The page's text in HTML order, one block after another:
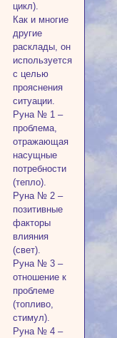
цикл).
Как и многие
другие
расклады, он
используется
с целью
прояснения
ситуации.
Руна № 1 –
проблема,
отражающая
насущные
потребности
(тепло).
Руна № 2 –
позитивные
факторы
влияния
(свет).
Руна № 3 –
отношение к
проблеме
(топливо,
стимул).
Руна № 4 –